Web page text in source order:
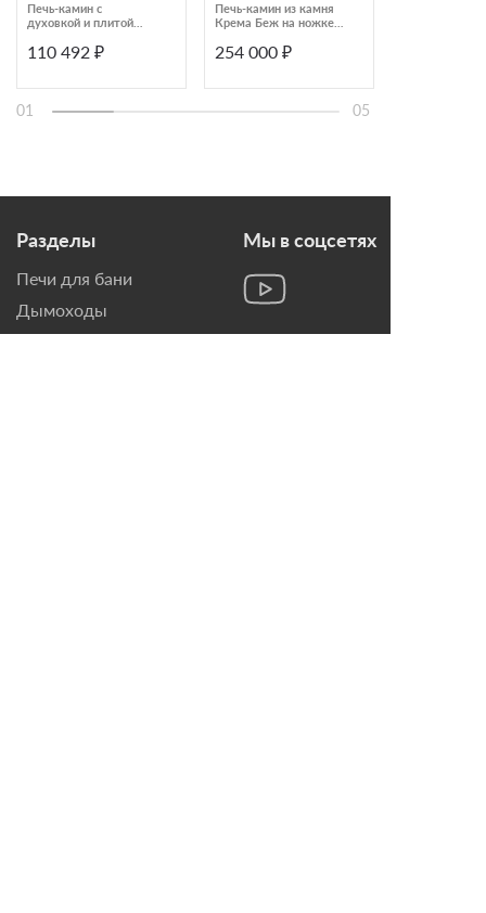
Печь-камин с
духовкой и плитой
Эко РК179
110 492 ₽
Печь-камин из камня
Крема Беж на ножке
254 000 ₽
01 05
Разделы
Печи для бани
Дымоходы
Мы в соцсетях